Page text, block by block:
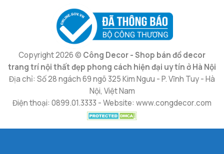
Copyright 2026 © Công Decor - Shop bán đồ decor
trang trí nội thất đẹp phong cách hiện đại uy tín ở Hà Nội
Địa chỉ: Số 28 ngách 69 ngõ 325 Kim Ngưu - P. Vĩnh Tuy - Hà
Nội, Việt Nam
Điện thoại: 0899.01.3333 - Website: www.congdecor.com